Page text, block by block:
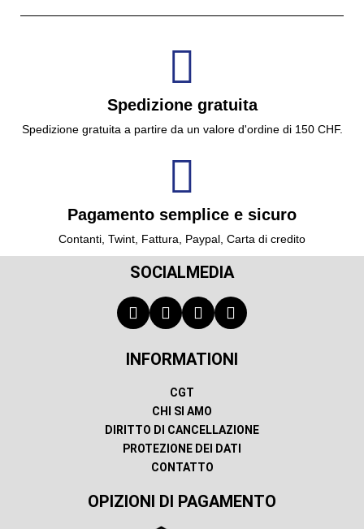
Spedizione gratuita
Spedizione gratuita a partire da un valore d'ordine di 150 CHF.
Pagamento semplice e sicuro
Contanti, Twint, Fattura, Paypal, Carta di credito
SOCIALMEDIA
INFORMATIONI
CGT
CHI SI AMO
DIRITTO DI CANCELLAZIONE
PROTEZIONE DEI DATI
CONTATTO
OPIZIONI DI PAGAMENTO